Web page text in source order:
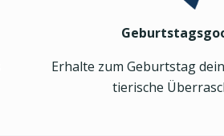
Erhalte zum Geburtstag
tierische